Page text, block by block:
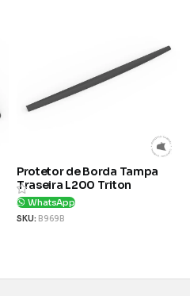
Protetor de Borda Tampa
Traseira L200 Triton
WhatsApp
SKU: B969B